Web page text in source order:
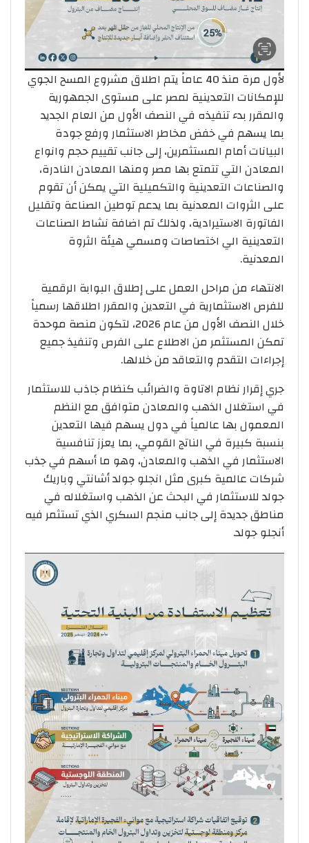
لأول مرة منذ 40 عاماً يتم اطلاق مشروع المسح الجوي
للإمكانات التعدينية لمصر على مستوى الجمهورية
والمقرر بدء تنفيذه في النصف الأول من العام الجديد
بما يسهم في خفض مخاطر الاستثمار ورفع جودة
البيانات أمام المستثمرين، إلى جانب تقييم حجم وانواع
المعادن التي تتمتع بها مصر ومنها المعادن النادرة،
والصناعات التعدينية والتكميلية التي يمكن أن تقوم
على الثروات المعدنية بما يدعم توطين الصناعة وتقليل
الفاتورة الاستيرادية، ولذلك تم اضافة نشاط الصناعات
التعدينية الي اختصاصات ومسمي هيئة الثروة
المعدنية.
الانتهاء من مراحل العمل على إطلاق البوابة الرقمية
للفرص الاستثمارية في التعدين والمقرر اطلاقها رسمياً
خلال النصف الأول من عام 2026، لتكون منصة موحدة
تمكن المستثمر من الاطلاع على الفرص وتنفيذ جميع
إجراءات التقدم والتعاقد من خلالها.
جري إقرار نظام الاتاوة والضرائب كنظام جاذب للاستثمار
في استغلال الذهب والمعادن متوافق مع النظم
المعمول بها عالمياً في دول يسهم فيها التعدين
بنسبة كبيرة في الناتج القومي، بما يعزز تنافسية
الاستثمار في الذهب والمعادن، وهو ما أسهم في جذب
شركات عالمية كبرى مثل انجلو جولد أشانتي وباريك
جولد للاستثمار في البحث عن الذهب واستغلاله في
مناطق جديدة إلى جانب منجم السكري الذي تستثمر فيه
أنجلو جولد.